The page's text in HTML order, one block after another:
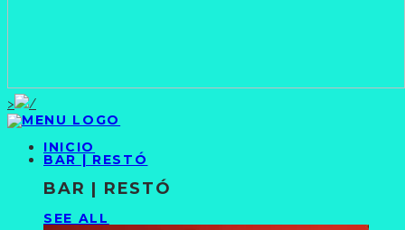
>
INICIO
BAR | RESTÓ
BAR | RESTÓ
SEE ALL